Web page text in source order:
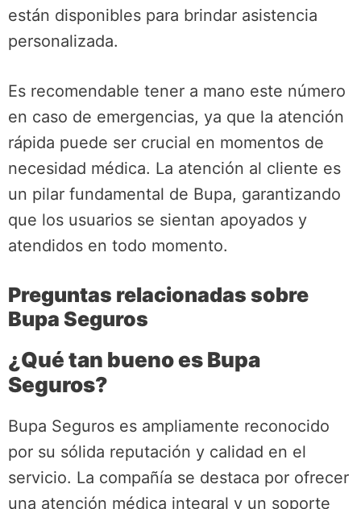
están disponibles para brindar asistencia
personalizada.
Es recomendable tener a mano este número
en caso de emergencias, ya que la atención
rápida puede ser crucial en momentos de
necesidad médica. La atención al cliente es
un pilar fundamental de Bupa, garantizando
que los usuarios se sientan apoyados y
atendidos en todo momento.
Preguntas relacionadas sobre
Bupa Seguros
¿Qué tan bueno es Bupa
Seguros?
Bupa Seguros es ampliamente reconocido
por su sólida reputación y calidad en el
servicio. La compañía se destaca por ofrecer
una atención médica integral y un soporte